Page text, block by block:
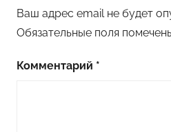
Ваш адрес email не будет
Обязательные поля
Комментарий *